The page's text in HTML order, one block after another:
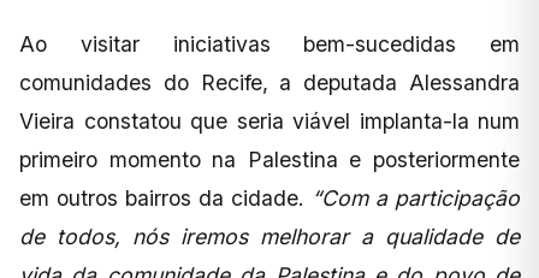
Ao visitar iniciativas bem-sucedidas em
comunidades do Recife, a deputada Alessandra
Vieira constatou que seria viável implanta-la num
primeiro momento na Palestina e posteriormente
em outros bairros da cidade. “Com a participação
de todos, nós iremos melhorar a qualidade de